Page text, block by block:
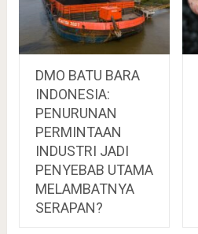
DMO BATU BARA
INDONESIA:
PENURUNAN
PERMINTAAN
INDUSTRI JADI
PENYEBAB UTAMA
MELAMBATNYA
SERAPAN?